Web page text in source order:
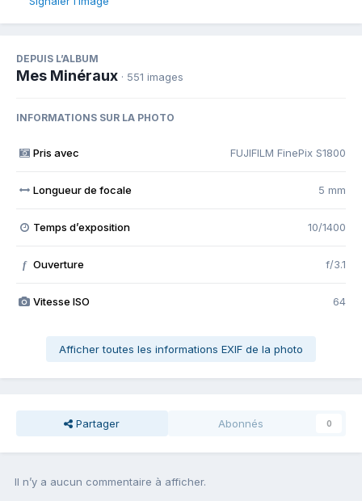
DEPUIS L’ALBUM
Mes Minéraux · 551 images
INFORMATIONS SUR LA PHOTO
Pris avec FUJIFILM FinePix S1800
Longueur de focale 5 mm
Temps d’exposition 10/1400
f Ouverture f/3.1
Vitesse ISO 64
Afficher toutes les informations EXIF de la photo
Partager Abonnés 0
Il n’y a aucun commentaire à afficher.